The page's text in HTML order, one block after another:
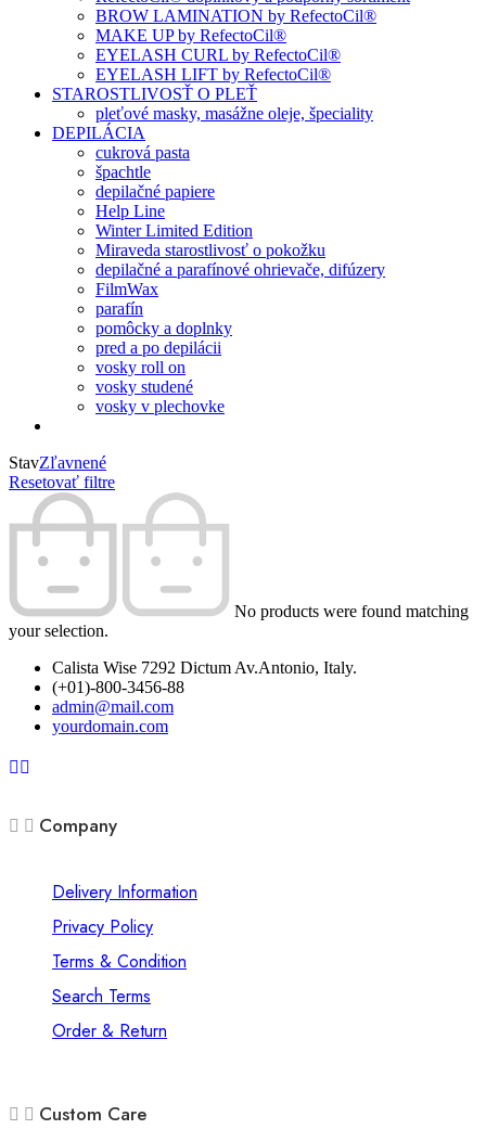
BROW LAMINATION by RefectoCil®
MAKE UP by RefectoCil®
EYELASH CURL by RefectoCil®
EYELASH LIFT by RefectoCil®
STAROSTLIVOSŤ O PLEŤ
pleťové masky, masážne oleje, špeciality
DEPILÁCIA
cukrová pasta
špachtle
depilačné papiere
Help Line
Winter Limited Edition
Miraveda starostlivosť o pokožku
depilačné a parafínové ohrievače, difúzery
FilmWax
parafín
pomôcky a doplnky
pred a po depilácii
vosky roll on
vosky studené
vosky v plechovke
StavZľavnené
Resetovať filtre
No products were found matching
your selection.
Calista Wise 7292 Dictum Av.Antonio, Italy.
(+01)-800-3456-88
admin@mail.com
yourdomain.com
Company
Delivery Information
Privacy Policy
Terms & Condition
Search Terms
Order & Return
Custom Care